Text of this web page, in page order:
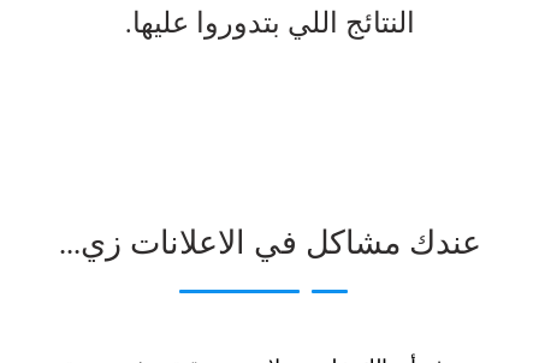
النتائج اللي بتدوروا عليها.
عندك مشاكل في الاعلانات زي...